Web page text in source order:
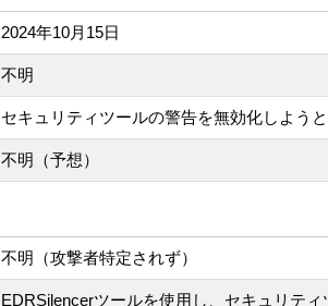
2024年10月15日
不明
セキュリティツールの警告を無効化しよう
不明（予想）
不明（攻撃者特定されず）
EDRSilencerツールを使用し、セキュリテ